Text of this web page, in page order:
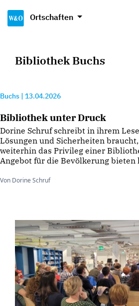
Ortschaften
Bibliothek Buchs
Buchs | 13.04.2026
Bibliothek unter Druck
Dorine Schruf schreibt in ihrem
Lösungen und Sicherheiten
weiterhin das Privileg einer
Angebot für die Bevölkerung bieten
Von Dorine Schruf